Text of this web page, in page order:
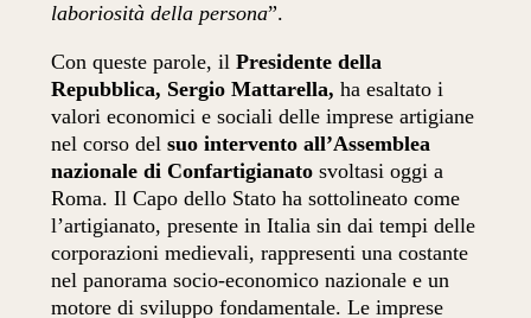
laboriosità della persona”.
Con queste parole, ilPresidente della
Repubblica, Sergio Mattarella, ha esaltato i
valori economici e sociali delle imprese artigiane
nel corso delsuo intervento all’Assemblea
nazionale di Confartigianato svoltasi oggi a
Roma. Il Capo dello Stato ha sottolineato come
l’artigianato, presente in Italia sin dai tempi delle
corporazioni medievali, rappresenti una costante
nel panorama socio-economico nazionale e un
motore di sviluppo fondamentale. Le imprese